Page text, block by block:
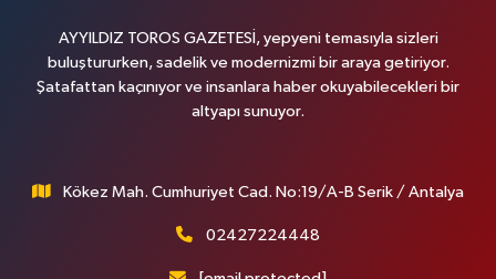
AYYILDIZ TOROS GAZETESİ, yepyeni temasıyla sizleri
buluştururken, sadelik ve modernizmi bir araya getiriyor.
Şatafattan kaçınıyor ve insanlara haber okuyabilecekleri bir
altyapı sunuyor.
Kökez Mah. Cumhuriyet Cad. No:19/A-B Serik / Antalya
02427224448